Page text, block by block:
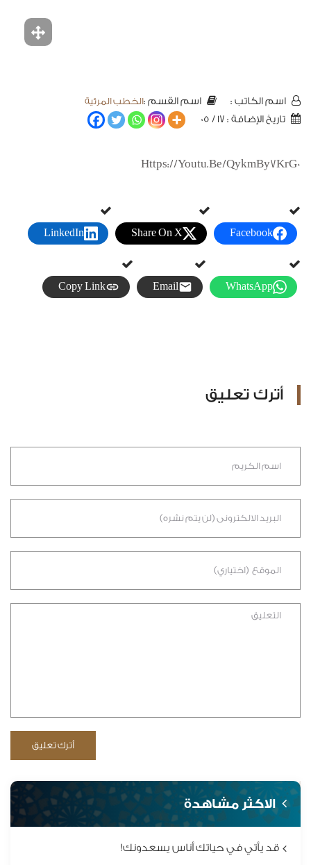
اسم الكاتب : اسم القسم :الخطب المرئية
تاريخ الإضافة : 17 / 05
Https://youtu.be/QykmBy7KrG0
Facebook
Share On X
LinkedIn
WhatsApp
Email
Copy Link
أترك تعليق
الاكثر مشاهدة
قد يأتي في حياتك أناس يسعدونك!